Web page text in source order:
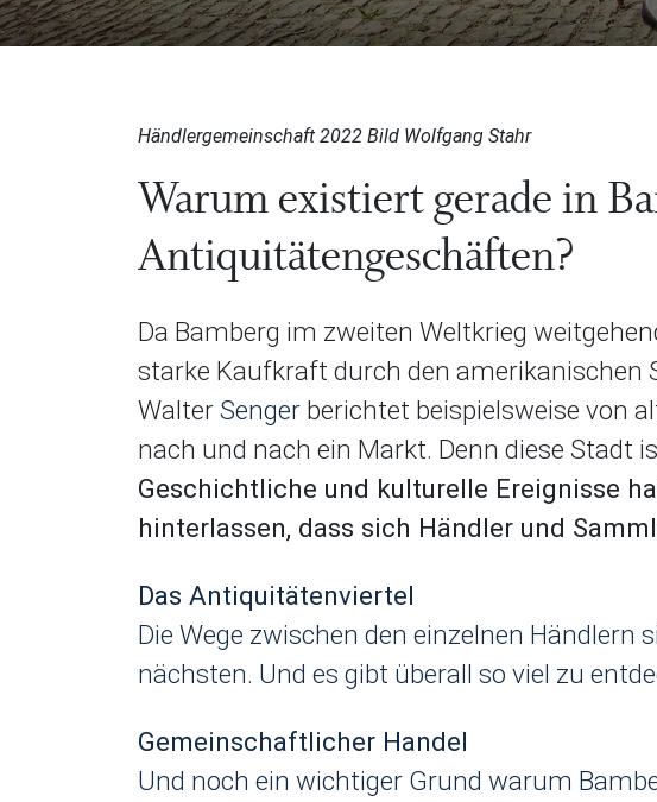
Händlergemeinschaft 2022 Bild Wolfgang Stahr
Warum existiert gerade in
Antiquitätengeschäften?
Da Bamberg im zweiten Weltkrieg
starke Kaufkraft durch den amerikanischen
WalterSenger berichtet beispielsweise von
nach und nach ein Markt. Denn diese Stadt
Geschichtliche und kulturelle Ereignisse
hinterlassen, dass sich Händler und
Das Antiquitätenviertel
Die Wege zwischen den einzelnen
nächsten. Und es gibt überall so viel zu
Gemeinschaftlicher Handel
Und noch ein wichtiger Grund warum